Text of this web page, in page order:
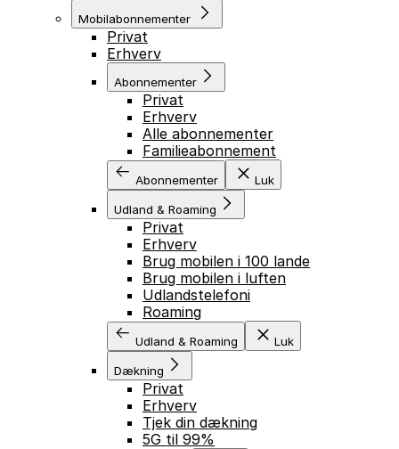
Mobilabonnementer
Privat
Erhverv
Abonnementer
Privat
Erhverv
Alle abonnementer
Familieabonnement
Abonnementer Luk
Udland & Roaming
Privat
Erhverv
Brug mobilen i 100 lande
Brug mobilen i luften
Udlandstelefoni
Roaming
Udland & Roaming Luk
Dækning
Privat
Erhverv
Tjek din dækning
5G til 99%